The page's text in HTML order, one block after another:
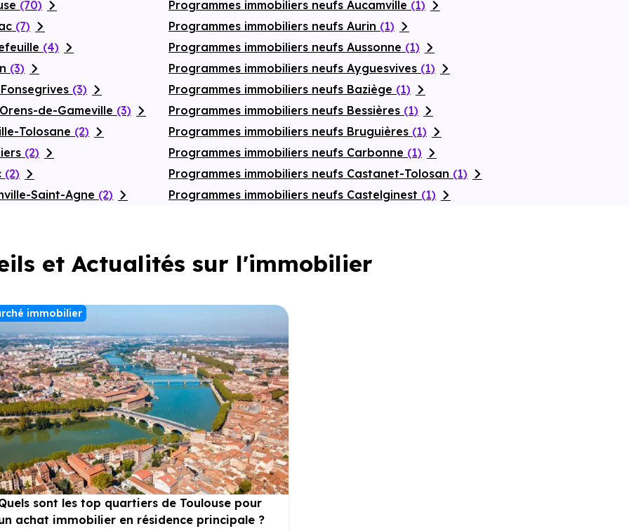
(70)
(7)
(4)
(3)
(3)
de-Gameville (3)
Tolosane (2)
(2)
(2)
Saint-Agne (2)
Programmes immobiliers neufs Aucamville (1)
Programmes immobiliers neufs Aurin (1)
Programmes immobiliers neufs Aussonne (1)
Programmes immobiliers neufs Ayguesvives (1)
Programmes immobiliers neufs Baziège (1)
Programmes immobiliers neufs Bessières (1)
Programmes immobiliers neufs Bruguières (1)
Programmes immobiliers neufs Carbonne (1)
Programmes immobiliers neufs Castanet-Tolosan (1)
Programmes immobiliers neufs Castelginest (1)
et Actualités sur l'immobilier
immobilier
sont les top quartiers de Toulouse pour
achat immobilier en résidence principale ?